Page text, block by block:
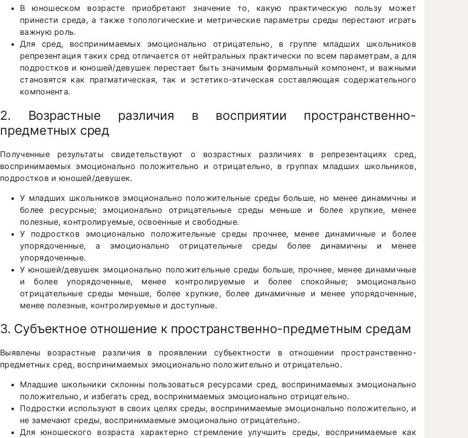
В юношеском возрасте приобретают значение то, какую практическую пользу может
принести среда, а также топологические и метрические параметры среды перестают играть
важную роль.
Для сред, воспринимаемых эмоционально отрицательно, в группе младших школьников
репрезентация таких сред отличается от нейтральных практически по всем параметрам, а для
подростков и юношей/девушек перестает быть значимым формальный компонент, и важными
становятся как прагматическая, так и эстетико-этическая составляющая содержательного
компонента.
2. Возрастные различия в восприятии пространственно-
предметных сред
Полученные результаты свидетельствуют о возрастных различиях в репрезентациях сред,
воспринимаемых эмоционально положительно и отрицательно, в группах младших школьников,
подростков и юношей/девушек.
У младших школьников эмоционально положительные среды больше, но менее динамичны и
более ресурсные; эмоционально отрицательные среды меньше и более хрупкие, менее
полезные, контролируемые, освоенные и свободные.
У подростков эмоционально положительные среды прочнее, менее динамичные и более
упорядоченные, а эмоционально отрицательные среды более динамичны и менее
упорядоченные.
У юношей/девушек эмоционально положительные среды больше, прочнее, менее динамичные
и более упорядоченные, менее контролируемые и более спокойные; эмоционально
отрицательные среды меньше, более хрупкие, более динамичные и менее упорядоченные,
менее полезные, контролируемые и доступные.
3. Субъектное отношение к пространственно-предметным средам
Выявлены возрастные различия в проявлении субъектности в отношении пространственно-
предметных сред, воспринимаемых эмоционально положительно и отрицательно.
Младшие школьники склонны пользоваться ресурсами сред, воспринимаемых эмоционально
положительно, и избегать сред, воспринимаемых эмоционально отрицательно.
Подростки используют в своих целях среды, воспринимаемые эмоционально положительно, и
не замечают среды, воспринимаемые эмоционально отрицательно.
Для юношеского возраста характерно стремление улучшить среды, воспринимаемые как